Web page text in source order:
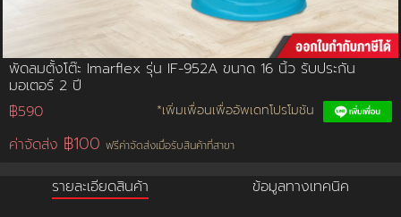
พัดลมตั้งโต๊ะ Imarflex รุ่น IF-952A ขนาด 16 นิ้ว รับประกัน
มอเตอร์ 2 ปี
฿590
*เพิ่มเพื่อนเพื่ออัพเดทโปรโมชัน
ค่าจัดส่ง ฿100 ฟรีค่าจัดส่งเมื่อรับสินค้าที่สาขา
รายละเอียดสินค้า ข้อมูลทางเทคนิค
การชำระเงิน
ขั้นตอนการสั่งซื้อ
คณะกรรมการบริหาร